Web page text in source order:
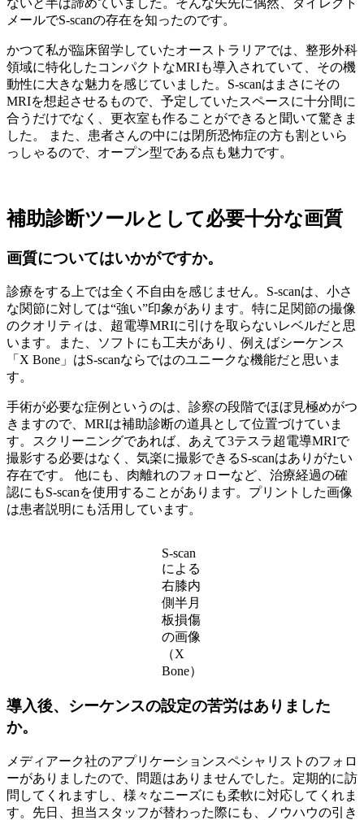
メールでS-scanの存在を知ったのです。
かつて私が臨床留学していたオーストラリアでは、整形外科
領域に特化したコンパクトなMRIも導入されていて、その機
動性に大きな魅力を感じていました。S-scanはまさにその
MRIを想起させるもので、予定していたスペースに十分間に
合うだけでなく、更衣室も作ることができると聞いて驚きま
した。 また、患者さんの中には閉所恐怖症の方も割といら
っしゃるので、オープン型である点も魅力です。
補助診断ツールとして必要十分な画質
画質についてはいかがですか。
診療をする上では全く不自由を感じません。S-scanは、小さ
な関節に対しては“強い”印象があります。特に足関節の撮像
のクオリティは、超電導MRIに引けを取らないレベルだと思
います。また、ソフトにも工夫があり、例えばシーケンス
「X Bone」はS-scanならではのユニークな機能だと思いま
す。
手術が必要な症例というのは、診察の段階でほぼ見極めがつ
きますので、MRIは補助診断の道具として位置づけていま
す。スクリーニングであれば、あえて3テスラ超電導MRIで
撮影する必要はなく、気楽に撮影できるS-scanはありがたい
存在です。 他にも、肉離れのフォローなど、治療経過の確
認にもS-scanを使用することがあります。プリントした画像
は患者説明にも活用しています。
S-scan
による
右膝内
側半月
板損傷
の画像
（X
Bone）
導入後、シーケンスの設定の苦労はありました
か。
メディアーク社のアプリケーションスペシャリストのフォロ
ーがありましたので、問題はありませんでした。定期的に訪
問してくれますし、様々なニーズにも柔軟に対応してくれま
す。先日、担当スタッフが替わった際にも、ノウハウの引き